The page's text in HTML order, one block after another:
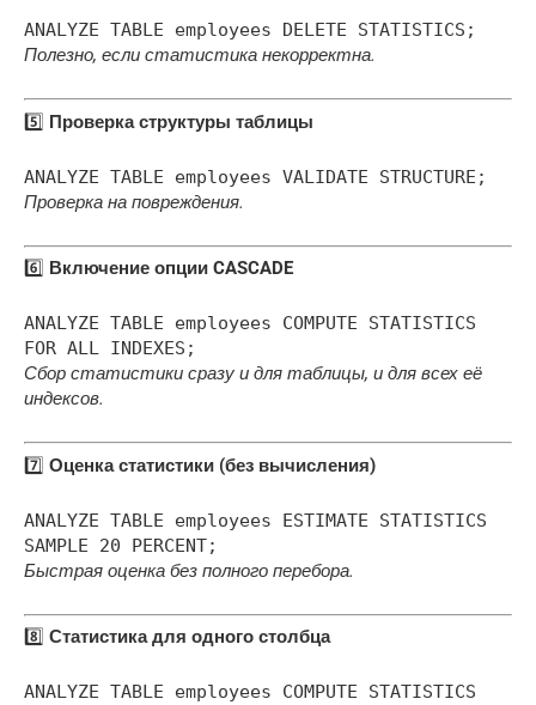
ANALYZE TABLE employees DELETE STATISTICS;
Полезно, если статистика некорректна.
5️⃣ Проверка структуры таблицы
ANALYZE TABLE employees VALIDATE STRUCTURE;
Проверка на повреждения.
6️⃣ Включение опции CASCADE
ANALYZE TABLE employees COMPUTE STATISTICS
FOR ALL INDEXES;
Сбор статистики сразу и для таблицы, и для всех её
индексов.
7️⃣ Оценка статистики (без вычисления)
ANALYZE TABLE employees ESTIMATE STATISTICS
SAMPLE 20 PERCENT;
Быстрая оценка без полного перебора.
8️⃣ Статистика для одного столбца
ANALYZE TABLE employees COMPUTE STATISTICS